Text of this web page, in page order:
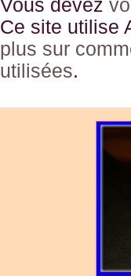
Vous devez
Ce site utilise
plus sur
utilisées.